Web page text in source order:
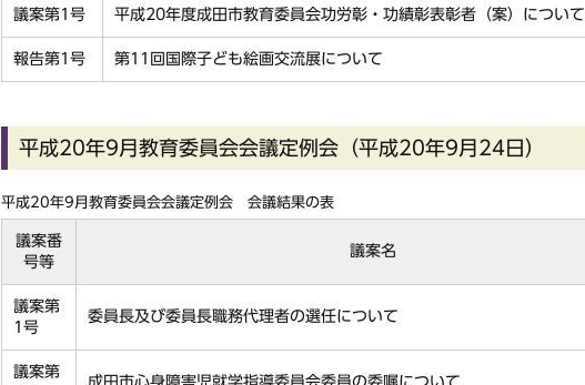
議案第1号 平成20年度成田市教育委員会功労彰・功績彰表彰者（案）について
報告第1号 第11回国際子ども絵画交流展について
平成20年9月教育委員会会議定例会（平成20年9月24日）
平成20年9月教育委員会会議定例会 会議結果の表
議案番
号等
議案名
議案第
1号
委員長及び委員長職務代理者の選任について
議案第